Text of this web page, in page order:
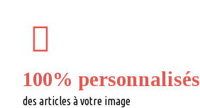
100% personnalisés
des articles à votre image